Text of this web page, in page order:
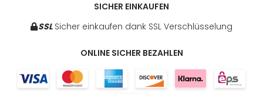
SICHER EINKAUFEN
SSL Sicher einkaufen dank SSL Verschlüsselung
ONLINE SICHER BEZAHLEN